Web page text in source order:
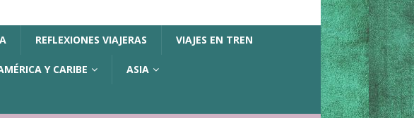
REFLEXIONES VIAJERAS VIAJES EN TREN
Y CARIBE ASIA